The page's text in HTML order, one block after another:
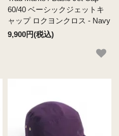
60/40 ベーシックジェットキ
ャップ ロクヨンクロス - Navy
9,900円(税込)